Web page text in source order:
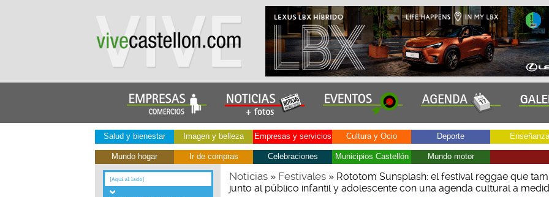
Salud y bienestar Imagen y belleza Empresas y servicios Cultura y Ocio Deporte Enseñanza
Mundo hogar Ir de compras Celebraciones Municipios Castellón Mundo motor
Noticias» Festivales» Rototom Sunsplash: el festival reggae que
junto al público infantil y adolescente con una agenda cultural a